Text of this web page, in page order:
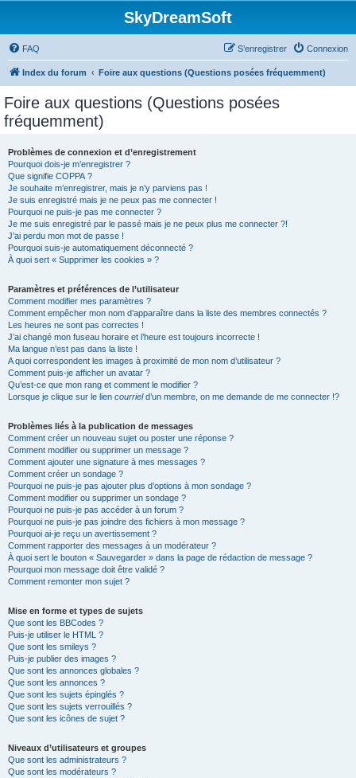
SkyDreamSoft
FAQ Connexion
S’enregistrer
Index du forum Foire aux questions (Questions posées fréquemment)
Foire aux questions (Questions posées
fréquemment)
Problèmes de connexion et d’enregistrement
Pourquoi dois-je m’enregistrer ?
Que signifie COPPA ?
Je souhaite m’enregistrer, mais je n’y parviens pas !
Je suis enregistré mais je ne peux pas me connecter !
Pourquoi ne puis-je pas me connecter ?
Je me suis enregistré par le passé mais je ne peux plus me connecter ?!
J’ai perdu mon mot de passe !
Pourquoi suis-je automatiquement déconnecté ?
À quoi sert « Supprimer les cookies » ?
Paramètres et préférences de l’utilisateur
Comment modifier mes paramètres ?
Comment empêcher mon nom d’apparaître dans la liste des membres connectés ?
Les heures ne sont pas correctes !
J’ai changé mon fuseau horaire et l’heure est toujours incorrecte !
Ma langue n’est pas dans la liste !
A quoi correspondent les images à proximité de mon nom d’utilisateur ?
Comment puis-je afficher un avatar ?
Qu’est-ce que mon rang et comment le modifier ?
Lorsque je clique sur le lien courrield’un membre, on me demande de me connecter !?
Problèmes liés à la publication de messages
Comment créer un nouveau sujet ou poster une réponse ?
Comment modifier ou supprimer un message ?
Comment ajouter une signature à mes messages ?
Comment créer un sondage ?
Pourquoi ne puis-je pas ajouter plus d’options à mon sondage ?
Comment modifier ou supprimer un sondage ?
Pourquoi ne puis-je pas accéder à un forum ?
Pourquoi ne puis-je pas joindre des fichiers à mon message ?
Pourquoi ai-je reçu un avertissement ?
Comment rapporter des messages à un modérateur ?
À quoi sert le bouton « Sauvegarder » dans la page de rédaction de message ?
Pourquoi mon message doit être validé ?
Comment remonter mon sujet ?
Mise en forme et types de sujets
Que sont les BBCodes ?
Puis-je utiliser le HTML ?
Que sont les smileys ?
Puis-je publier des images ?
Que sont les annonces globales ?
Que sont les annonces ?
Que sont les sujets épinglés ?
Que sont les sujets verrouillés ?
Que sont les icônes de sujet ?
Niveaux d’utilisateurs et groupes
Que sont les administrateurs ?
Que sont les modérateurs ?